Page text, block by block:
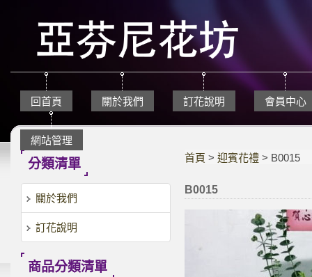
回首頁 關於我們 訂花說明 會員中心
網站管理
分類清單
關於我們
訂花說明
商品分類清單
首頁 >迎賓花禮 > B0015
B0015